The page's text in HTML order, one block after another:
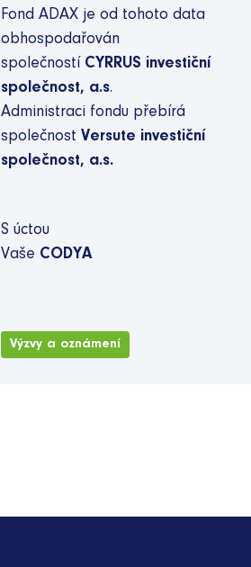
Fond ADAX je od tohoto data
obhospodařován
společností CYRRUS investiční
společnost, a.s.
Administraci fondu přebírá
společnost Versute investiční
společnost, a.s.
S úctou
Vaše CODYA
Výzvy a oznámení